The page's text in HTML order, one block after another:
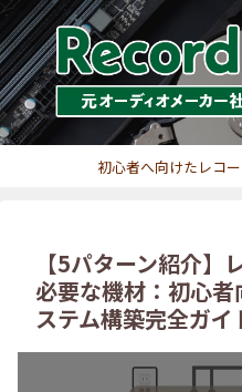
初心者へ向けたレコ
【5パターン紹介】
必要な機材：初心
ステム構築完全ガイ